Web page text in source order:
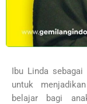
Ibu Linda sebagai
untuk
belajar bagi